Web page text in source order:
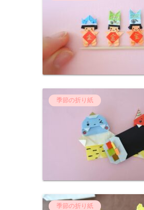
季節の折り紙
季節の折り紙